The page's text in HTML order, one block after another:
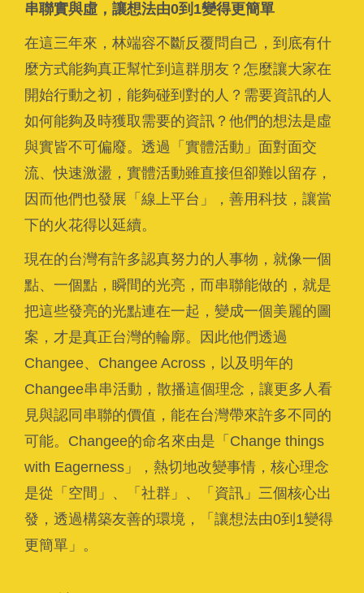
串聯實與虛，讓想法由0到1變得更簡單
在這三年來，林端容不斷反覆問自己，到底有什
麼方式能夠真正幫忙到這群朋友？怎麼讓大家在
開始行動之初，能夠碰到對的人？需要資訊的人
如何能夠及時獲取需要的資訊？他們的想法是虛
與實皆不可偏廢。透過「實體活動」面對面交
流、快速激盪，實體活動雖直接但卻難以留存，
因而他們也發展「線上平台」，善用科技，讓當
下的火花得以延續。
現在的台灣有許多認真努力的人事物，就像一個
點、一個點，瞬間的光亮，而串聯能做的，就是
把這些發亮的光點連在一起，變成一個美麗的圖
案，才是真正台灣的輪廓。因此他們透過
Changee、Changee Across，以及明年的
Changee串串活動，散播這個理念，讓更多人看
見與認同串聯的價值，能在台灣帶來許多不同的
可能。Changee的命名來由是「Change things
with Eagerness」，熱切地改變事情，核心理念
是從「空間」、「社群」、「資訊」三個核心出
發，透過構築友善的環境，「讓想法由0到1變得
更簡單」。